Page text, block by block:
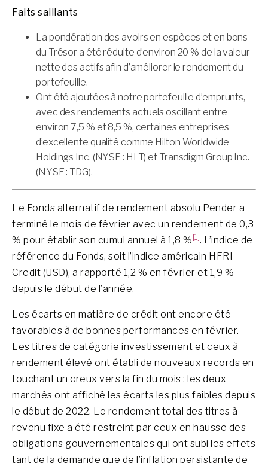
Faits saillants
La pondération des avoirs en espèces et en bons
du Trésor a été réduite d’environ 20 % de la valeur
nette des actifs afin d’améliorer le rendement du
portefeuille.
Ont été ajoutées à notre portefeuille d’emprunts,
avec des rendements actuels oscillant entre
environ 7,5 % et 8,5 %, certaines entreprises
d’excellente qualité comme Hilton Worldwide
Holdings Inc. (NYSE : HLT) et Transdigm Group Inc.
(NYSE : TDG).
Le Fonds alternatif de rendement absolu Pender a
terminé le mois de février avec un rendement de 0,3
% pour établir son cumul annuel à 1,8 % [1]. L’indice de
référence du Fonds, soit l’indice américain HFRI
Credit (USD), a rapporté 1,2 % en février et 1,9 %
depuis le début de l’année.
Les écarts en matière de crédit ont encore été
favorables à de bonnes performances en février.
Les titres de catégorie investissement et ceux à
rendement élevé ont établi de nouveaux records en
touchant un creux vers la fin du mois : les deux
marchés ont affiché les écarts les plus faibles depuis
le début de 2022. Le rendement total des titres à
revenu fixe a été restreint par ceux en hausse des
obligations gouvernementales qui ont subi les effets
tant de la demande que de l’inflation persistante de